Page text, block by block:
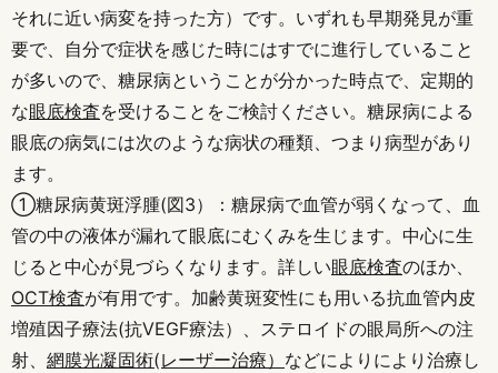
それに近い病変を持った方）です。いずれも早期発見が重
要で、自分で症状を感じた時にはすでに進行していること
が多いので、糖尿病ということが分かった時点で、定期的
な眼底検査を受けることをご検討ください。糖尿病による
眼底の病気には次のような病状の種類、つまり病型があり
ます。
①糖尿病黄斑浮腫(図3）：糖尿病で血管が弱くなって、血
管の中の液体が漏れて眼底にむくみを生じます。中心に生
じると中心が見づらくなります。詳しい眼底検査のほか、
OCT検査が有用です。加齢黄斑変性にも用いる抗血管内皮
増殖因子療法(抗VEGF療法）、ステロイドの眼局所への注
射、 網膜光凝固術(レーザー治療） などによりにより治療し